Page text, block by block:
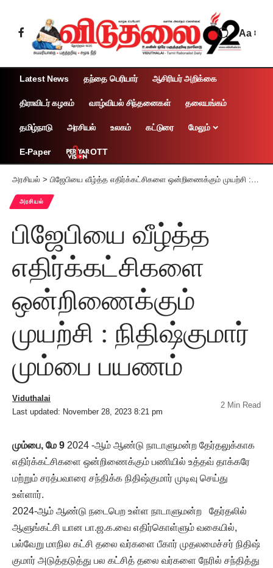
Aa
Latest News தந்தை பெரியார் ஆசிரியர் அறிக்கை
திராவிடர் கழகம் வாழ்வியல் சிந்தனைகள் தலையங்கம்
தமிழ்நாடு அரசியல் உலகம் கட்டுரை மேலும்
E-Paper OTT
அரசியல் > பிஜேபியை வீழ்த்த எதிர்க்கட்சிகளை ஒன்றிணைக்கும் முயற்சி : நிதிஷ்குமார் மும்பை பயணம்
அரசியல்
பிஜேபியை வீழ்த்த
எதிர்க்கட்சிகளை
ஒன்றிணைக்கும்
முயற்சி : நிதிஷ்குமார்
மும்பை பயணம்
Last updated: November 28, 2023 8:21 pm
Viduthalai
2 Min Read
மும்பை, மே 9 2024 -ஆம் ஆண்டு நாடாளுமன்ற தேர்தலுக்காக
எதிர்க்கட்சிகளை ஒன்றிணைக்கும் பணியில் உத்தவ் தாக்கரே
மற்றும் சரத்பவாரை சந்திக்க நிதிஷ்குமார் முடிவு செய்து
உள்ளார்.
2024-ஆம் ஆண்டு நடைபெற உள்ள நாடாளுமன்ற தேர்தலில்
ஆளுங்கட்சி யான பா.ஜ.க.வை எதிர்கொள்ளும் வகையில்,
பல்வேறு மாநில கட்சி தலை வர்களை பீகார் முதலமைச்சர் நிதிஷ்
குமார் அடுத்தடுத்து பல கட்சித் தலை வர்களை நேரில் சந்தித்து